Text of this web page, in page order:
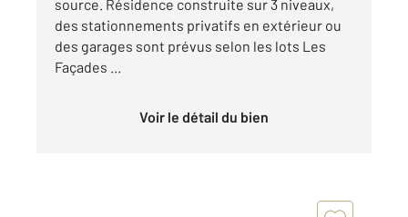
source. Résidence construite sur 3 niveaux,
des stationnements privatifs en extérieur ou
des garages sont prévus selon les lots Les
Façades ...
Voir le détail du bien